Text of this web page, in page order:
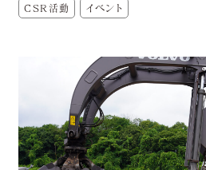
CSR活動 イベント